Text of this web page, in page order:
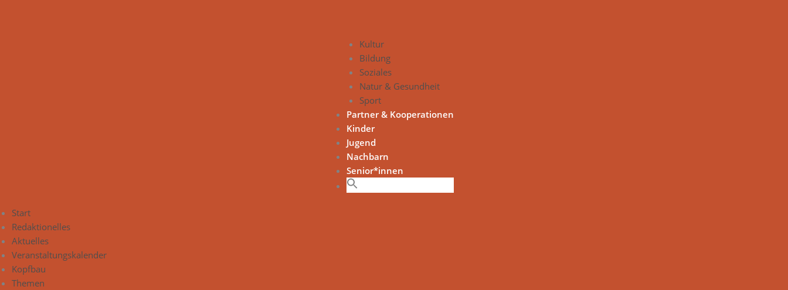
Kultur
Bildung
Soziales
Natur & Gesundheit
Sport
Partner & Kooperationen
Kinder
Jugend
Nachbarn
Senior*innen
Start
Redaktionelles
Aktuelles
Veranstaltungskalender
Kopfbau
Themen